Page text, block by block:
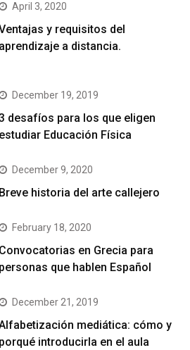
April 3, 2020
y requisitos del
aprendizaje a distancia.
December 19, 2019
desafíos para los que eligen
estudiar Educación Física
December 9, 2020
Breve historia del arte callejero
February 18, 2020
Convocatorias en Grecia para
personas que hablen Español
December 21, 2019
mediática: cómo y
porqué introducirla en el aula